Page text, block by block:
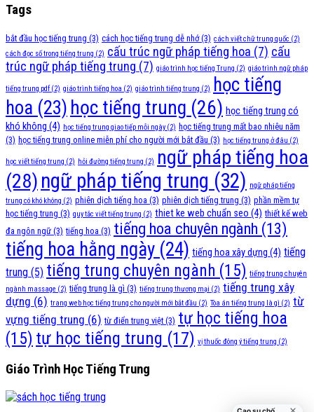
Tags
bắt đầu học tiếng trung (3) cách học tiếng trung dễ nhớ(3) cách viết chữ trung quốc (2)
cách đọc số trong tiếng trung (2) cấu trúc ngữ pháp tiếng hoa (7) cấu
trúc ngữ pháp tiếng trung (7) giáo trình học tiếng Trung (2) giáo trình ngữ pháp
tiếng trung pdf (2) giáo trình tiếng hoa (2) giáo trình tiếng trung (2)
học tiếng
hoa (23) học tiếng trung (26) học tiếng trung có
khó không (4) học tiếng trung giao tiếp mỗi ngày(2) học tiếng trung mất bao nhiêu năm
(3) học tiếng trung online miễn phí cho người mới bắt đầu (3) học tiếng trung ở đâu (2)
học viết tiếng trung (2) hỏi đường tiếng trung (2) ngữ pháp tiếng hoa
(28) ngữ pháp tiếng trung (32) ngữ pháp tiếng
trung có khó không (2) phiên dịch tiếng hoa (3) phiên dịch tiếng trung (3) phần mềm tự
học tiếng trung (3) quy tắc viết tiếng trung (2) thiet ke web chuẩn seo (4) thiết kế web
đa ngôn ngữ (3) tiếng hoa (3) tiếng hoa chuyên ngành (13)
tiếng hoa hằng ngày (24) tiếng hoa xây dựng (4) tiếng
trung (5) tiếng trung chuyên ngành (15) tiếng trung chuyên
ngành massage (2) tiếng trung là gì (3) tiếng trung thương mại (2) tiếng trung xây
dựng (6) trang web học tiếng trung cho người mới bắt đầu (2) Tòa án tiếng trung là gì (2) từ
vựng tiếng trung (6) từ điển trung việt (3) tự học tiếng hoa
(15) tự học tiếng trung (17) vị thuốc đông ý tiếng trung (2)
Giáo Trình Học Tiếng Trung